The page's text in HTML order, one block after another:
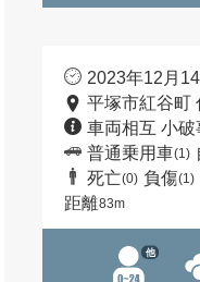
2023年12月
平塚市紅谷町
車両相互 小破
普通乗用車(1)
死亡(0) 負傷(1)
距離83m
他